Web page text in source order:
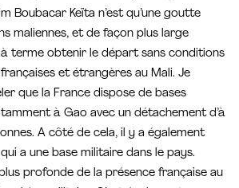
Boubacar Keïta n’est qu’une goutte
maliennes, et de façon plus large
terme obtenir le départ sans conditions
et étrangères au Mali. Je
que la France dispose de bases
à Gao avec un détachement d’à
A côté de cela, il y a également
qui a une base militaire dans le pays.
profonde de la présence française au